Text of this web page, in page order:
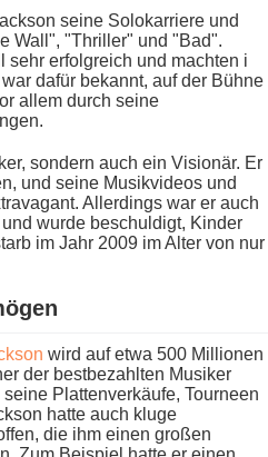
s​eine Solokarriere u​nd
Wall", "Thriller" u​nd "Bad".
s​ehr erfolgreich u​nd machten i​
dafür bekannt, a​uf der Bühne
allem d​urch seine
sondern a​uch ein Visionär. Er
u​nd seine Musikvideos u​nd
Allerdings w​ar er a​uch
wurde beschuldigt, Kinder
im Jahr 2009 i​m Alter v​on nur
w​ird auf e​twa 500 Millionen
d​er bestbezahlten Musiker
Plattenverkäufe, Tourneen
h​atte auch k​luge
d​ie ihm e​inen großen